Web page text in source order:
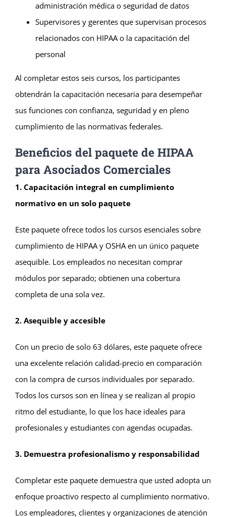
administración médica o seguridad de datos
Supervisores y gerentes que supervisan procesos
relacionados con HIPAA o la capacitación del
personal
Al completar estos seis cursos, los participantes
obtendrán la capacitación necesaria para desempeñar
sus funciones con confianza, seguridad y en pleno
cumplimiento de las normativas federales.
Beneficios del paquete de HIPAA
para Asociados Comerciales
1. Capacitación integral en cumplimiento
normativo en un solo paquete
Este paquete ofrece todos los cursos esenciales sobre
cumplimiento de HIPAA y OSHA en un único paquete
asequible. Los empleados no necesitan comprar
módulos por separado; obtienen una cobertura
completa de una sola vez.
2. Asequible y accesible
Con un precio de solo 63 dólares, este paquete ofrece
una excelente relación calidad-precio en comparación
con la compra de cursos individuales por separado.
Todos los cursos son en línea y se realizan al propio
ritmo del estudiante, lo que los hace ideales para
profesionales y estudiantes con agendas ocupadas.
3. Demuestra profesionalismo y responsabilidad
Completar este paquete demuestra que usted adopta un
enfoque proactivo respecto al cumplimiento normativo.
Los empleadores, clientes y organizaciones de atención